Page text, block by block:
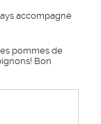
accompagné
pommes de
Bon